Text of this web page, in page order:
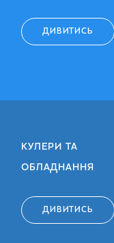
ДИВИТИСЬ
КУЛЕРИ ТА
ОБЛАДНАННЯ
ДИВИТИСЬ